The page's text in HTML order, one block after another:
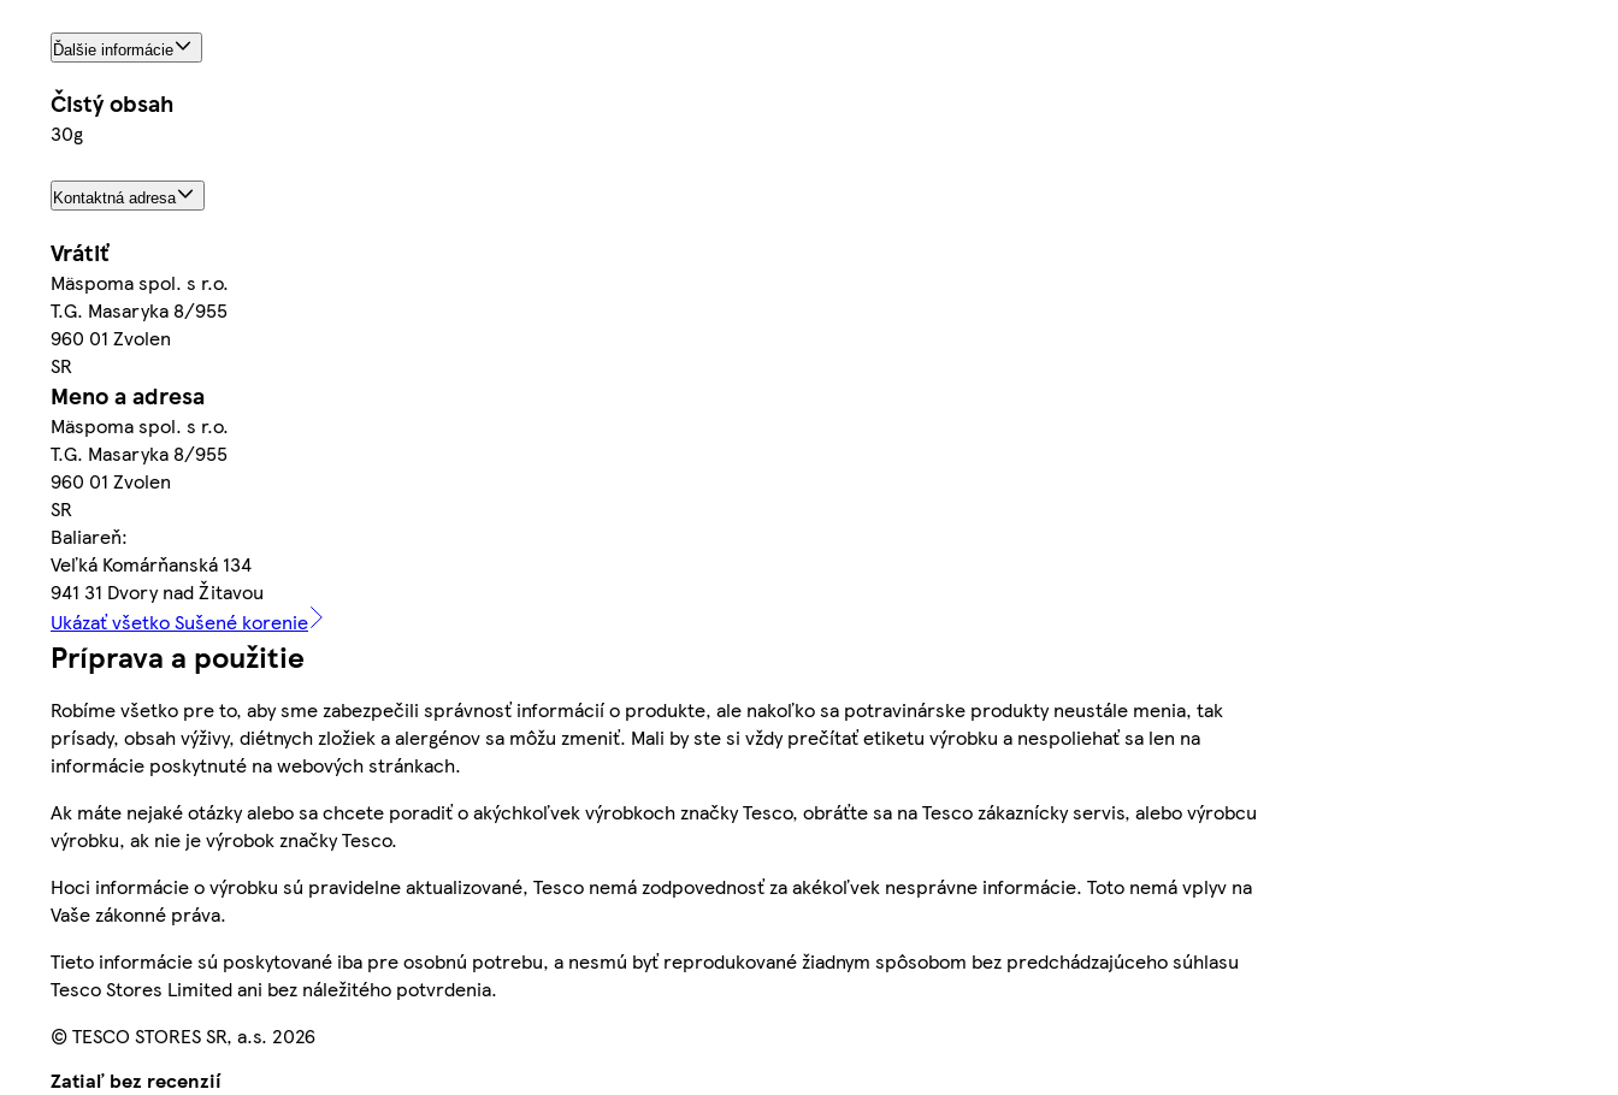
Ďalšie informácie
Čistý obsah
30g
Kontaktná adresa
Vrátiť
Mäspoma spol. s r.o.
T.G. Masaryka 8/955
960 01 Zvolen
SR
Meno a adresa
Mäspoma spol. s r.o.
T.G. Masaryka 8/955
960 01 Zvolen
SR
Baliareň:
Veľká Komárňanská 134
941 31 Dvory nad Žitavou
Ukázať všetko Sušené korenie
Príprava a použitie
Robíme všetko pre to, aby sme zabezpečili správnosť informácií o produkte, ale nakoľko sa potravinárske produkty neustále menia, tak
prísady, obsah výživy, diétnych zložiek a alergénov sa môžu zmeniť. Mali by ste si vždy prečítať etiketu výrobku a nespoliehať sa len na
informácie poskytnuté na webových stránkach.
Ak máte nejaké otázky alebo sa chcete poradiť o akýchkoľvek výrobkoch značky Tesco, obráťte sa na Tesco zákaznícky servis, alebo výrobcu
výrobku, ak nie je výrobok značky Tesco.
Hoci informácie o výrobku sú pravidelne aktualizované, Tesco nemá zodpovednosť za akékoľvek nesprávne informácie. Toto nemá vplyv na
Vaše zákonné práva.
Tieto informácie sú poskytované iba pre osobnú potrebu, a nesmú byť reprodukované žiadnym spôsobom bez predchádzajúceho súhlasu
Tesco Stores Limited ani bez náležitého potvrdenia.
© TESCO STORES SR, a.s. 2026
Zatiaľ bez recenzií